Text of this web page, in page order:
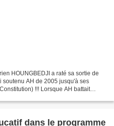
HOUNGBEDJI a raté sa sortie de
soutenu AH de 2005 jusqu'à ses
!!! Lorsque AH battait
dans le programme